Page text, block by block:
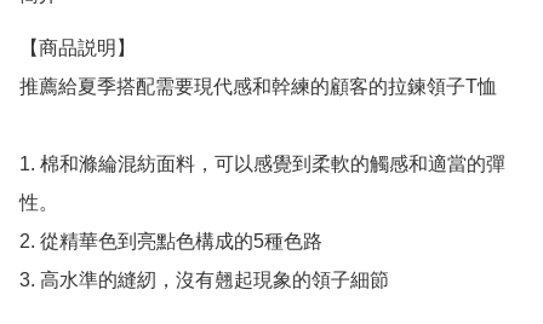
【商品説明】
推薦給夏季搭配需要現代感和幹練的顧客的拉鍊領子T恤
1. 棉和滌綸混紡面料，可以感覺到柔軟的觸感和適當的彈
性。
2. 從精華色到亮點色構成的5種色路
3. 高水準的縫紉，沒有翹起現象的領子細節